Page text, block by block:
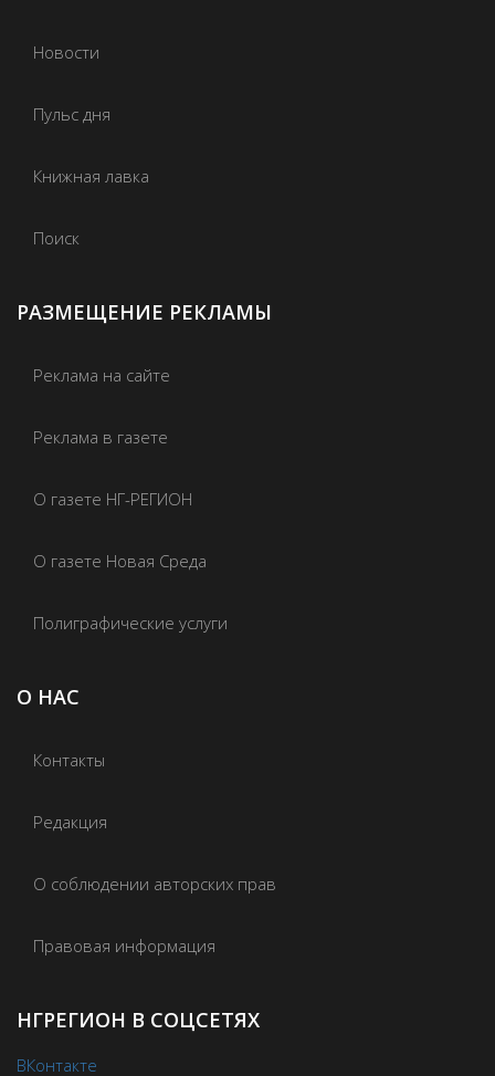
Новости
Пульс дня
Книжная лавка
Поиск
РАЗМЕЩЕНИЕ РЕКЛАМЫ
Реклама на сайте
Реклама в газете
О газете НГ-РЕГИОН
О газете Новая Среда
Полиграфические услуги
О НАС
Контакты
Редакция
О соблюдении авторских прав
Правовая информация
НГРЕГИОН В СОЦСЕТЯХ
ВКонтакте